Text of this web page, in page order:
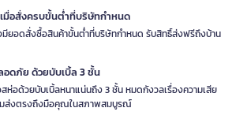
มื่อสั่งครบขั้นต่ำที่บริษัทกำหนด
มียอดสั่งซื้อสินค้าขั้นต่ำที่บริษัทกำหนด รับสิทธิ์ส่งฟรีถึงบ้าน
ดภัย ด้วยบับเบิ้ล 3 ชั้น
ห่อด้วยบับเบิ้ลหนาแน่นถึง 3 ชั้น หมดกังวลเรื่องความเสีย
มส่งตรงถึงมือคุณในสภาพสมบูรณ์